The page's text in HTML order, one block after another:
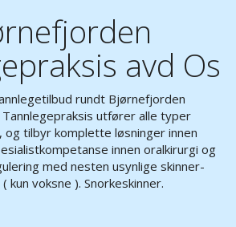
avd Os
rundt Bjørnefjorden
utfører alle typer
og tilbyr komplette løsninger innen
innen oralkirurgi og
med nesten usynlige skinner-
kun voksne ). Snorkeskinner.